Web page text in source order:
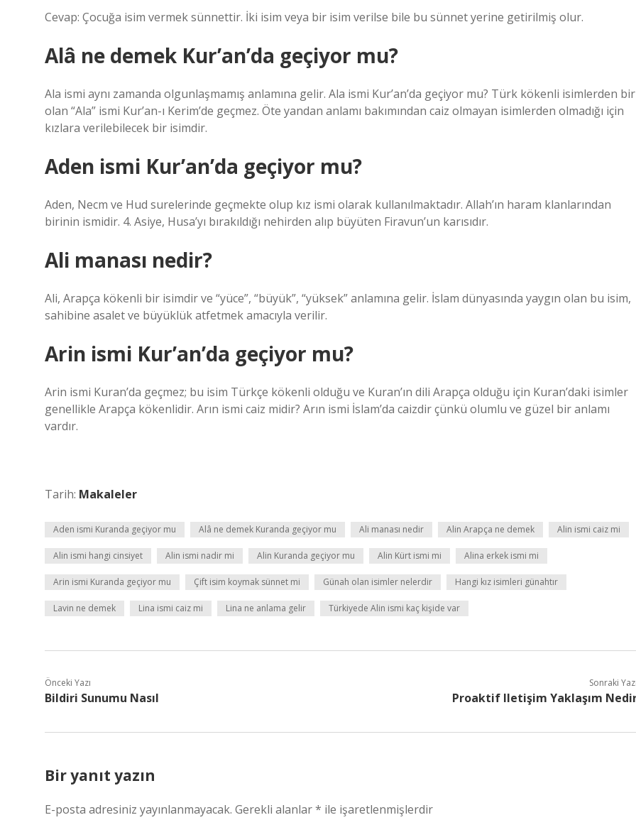
Cevap: Çocuğa isim vermek sünnettir. İki isim veya bir isim verilse bile bu sünnet yerine getirilmiş olur.
Alâ ne demek Kur’an’da geçiyor mu?
Ala ismi aynı zamanda olgunlaşmamış anlamına gelir. Ala ismi Kur’an’da geçiyor mu? Türk kökenli isimlerden
olan “Ala” ismi Kur’an-ı Kerim’de geçmez. Öte yandan anlamı bakımından caiz olmayan isimlerden olmadığı için
kızlara verilebilecek bir isimdir.
Aden ismi Kur’an’da geçiyor mu?
Aden, Necm ve Hud surelerinde geçmekte olup kız ismi olarak kullanılmaktadır. Allah’ın haram klanlarından
birinin ismidir. 4. Asiye, Husa’yı bırakıldığı nehirden alıp büyüten Firavun’un karısıdır.
Ali manası nedir?
Ali, Arapça kökenli bir isimdir ve “yüce”, “büyük”, “yüksek” anlamına gelir. İslam dünyasında yaygın olan bu isim,
sahibine asalet ve büyüklük atfetmek amacıyla verilir.
Arin ismi Kur’an’da geçiyor mu?
Arin ismi Kuran’da geçmez; bu isim Türkçe kökenli olduğu ve Kuran’ın dili Arapça olduğu için Kuran’daki isimler
genellikle Arapça kökenlidir. Arın ismi caiz midir? Arın ismi İslam’da caizdir çünkü olumlu ve güzel bir anlamı
vardır.
Tarih: Makaleler
Aden ismi Kuranda geçiyor mu Alâ ne demek Kuranda geçiyor mu Ali manası nedir Alin Arapça ne demek Alin ismi caiz mi
Alin ismi hangi cinsiyet Alin ismi nadir mi Alin Kuranda geçiyor mu Alin Kürt ismi mi Alina erkek ismi mi
Arin ismi Kuranda geçiyor mu Çift isim koymak sünnet mi Günah olan isimler nelerdir Hangi kız isimleri günahtır
Lavin ne demek Lina ismi caiz mi Lina ne anlama gelir Türkiyede Alin ismi kaç kişide var
Önceki Yazı
Bildiri Sunumu Nasıl
Sonraki
Proaktif Iletişim Yaklaşım
Bir yanıt yazın
E-posta adresiniz yayınlanmayacak. Gerekli alanlar* ile işaretlenmişlerdir